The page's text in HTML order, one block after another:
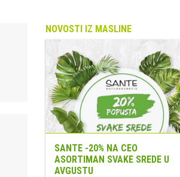
NOVOSTI IZ MASLINE
SANTE -20% NA CEO
ASORTIMAN SVAKE SREDE U
AVGUSTU